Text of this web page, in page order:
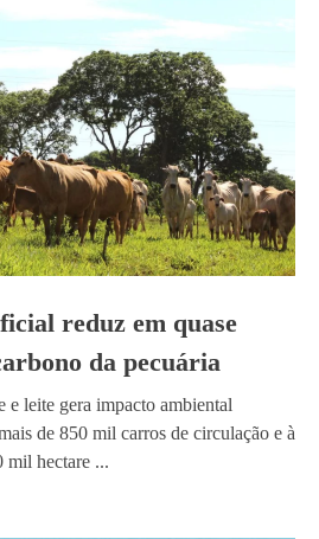
reduz em quase
da pecuária
e leite gera impacto ambiental
de 850 mil carros de circulação e à
mil hectare ...